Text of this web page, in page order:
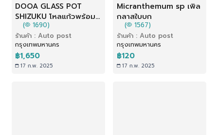
DOOA GLASS POT
SHIZUKU โหลแก้วพร้อม
ฝาปิดสำหรับปลูกไม้ชื้น
( 1690)
ร้านค้า : Auto post
กรุงเทพมหานคร
฿1,650
17 ก.พ. 2025
Micranthemum sp เพิล
กลาสใบบก
( 1567)
ร้านค้า : Auto post
กรุงเทพมหานคร
฿120
17 ก.พ. 2025